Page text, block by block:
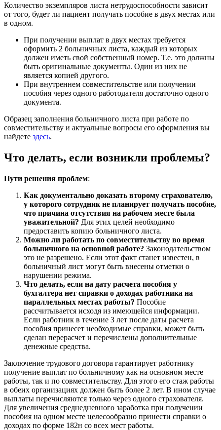
Количество экземпляров листа нетрудоспособности зависит
от того, будет ли пациент получать пособие в двух местах или
в одном.
При получении выплат в двух местах требуется
оформить 2 больничных листа, каждый из которых
должен иметь свой собственный номер. Т.е. это должны
быть оригинальные документы. Один из них не
является копией другого.
При внутреннем совместительстве или получении
пособия через одного работодателя достаточно одного
документа.
Образец заполнения больничного листа при работе по
совместительству и актуальные вопросы его оформления вы
найдете здесь.
Что делать, если возникли проблемы?
Пути решения проблем:
Как документально доказать второму страхователю,
у которого сотрудник не планирует получать пособие,
что причина отсутствия на рабочем месте была
уважительной? Для этих целей необходимо
предоставить копию больничного листа.
Можно ли работать по совместительству во время
больничного на основной работе? Законодательством
это не разрешено. Если этот факт станет известен, в
больничный лист могут быть внесены отметки о
нарушении режима.
Что делать, если на дату расчета пособия у
бухгалтера нет справки о доходах работника на
параллельных местах работы? Пособие
рассчитывается исходя из имеющейся информации.
Если работник в течение 3 лет после даты расчета
пособия принесет необходимые справки, может быть
сделан перерасчет и перечислены дополнительные
денежные средства.
Заключение трудового договора гарантирует работнику
получение выплат по больничному как на основном месте
работы, так и по совместительству. Для этого его стаж работы
в обеих организациях должен быть более 2 лет. В ином случае
выплаты перечисляются только через одного страхователя.
Для увеличения среднедневного заработка при получении
пособия на одном месте целесообразно принести справки о
доходах по форме 182н со всех мест работы.